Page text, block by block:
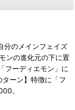
分のメインフェイズ
ンの進化元の下に置
フーディエモン」に
ーン】特徴に「フ
。